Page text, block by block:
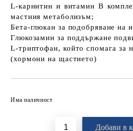
L-карнитин и витамин B
мастния метаболизъм;
Бета-глюкан за подобряване на
Глюкозамин за поддържане
L-триптофан, който спомага за
(хормони на щастието)
Има наличност